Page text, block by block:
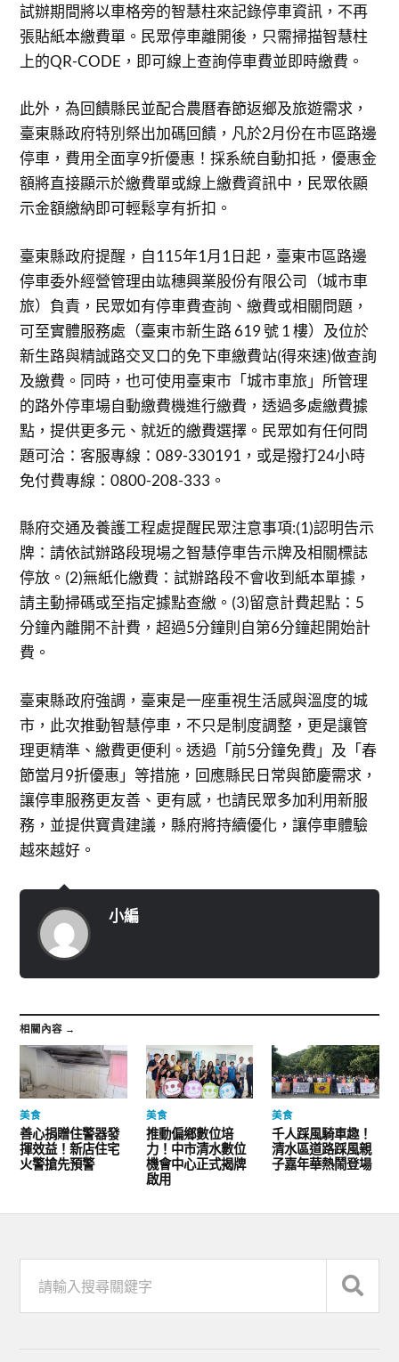
試辦期間將以車格旁的智慧柱來記錄停車資訊，不再
張貼紙本繳費單。民眾停車離開後，只需掃描智慧柱
上的QR-CODE，即可線上查詢停車費並即時繳費。
此外，為回饋縣民並配合農曆春節返鄉及旅遊需求，
臺東縣政府特別祭出加碼回饋，凡於2月份在市區路邊
停車，費用全面享9折優惠！採系統自動扣抵，優惠金
額將直接顯示於繳費單或線上繳費資訊中，民眾依顯
示金額繳納即可輕鬆享有折扣。
臺東縣政府提醒，自115年1月1日起，臺東市區路邊
停車委外經營管理由竑穗興業股份有限公司（城市車
旅）負責，民眾如有停車費查詢、繳費或相關問題，
可至實體服務處（臺東市新生路 619 號 1 樓）及位於
新生路與精誠路交叉口的免下車繳費站(得來速)做查詢
及繳費。同時，也可使用臺東市「城市車旅」所管理
的路外停車場自動繳費機進行繳費，透過多處繳費據
點，提供更多元、就近的繳費選擇。民眾如有任何問
題可洽：客服專線：089-330191，或是撥打24小時
免付費專線：0800-208-333。
縣府交通及養護工程處提醒民眾注意事項:(1)認明告示
牌：請依試辦路段現場之智慧停車告示牌及相關標誌
停放。(2)無紙化繳費：試辦路段不會收到紙本單據，
請主動掃碼或至指定據點查繳。(3)留意計費起點：5
分鐘內離開不計費，超過5分鐘則自第6分鐘起開始計
費。
臺東縣政府強調，臺東是一座重視生活感與溫度的城
市，此次推動智慧停車，不只是制度調整，更是讓管
理更精準、繳費更便利。透過「前5分鐘免費」及「春
節當月9折優惠」等措施，回應縣民日常與節慶需求，
讓停車服務更友善、更有感，也請民眾多加利用新服
務，並提供寶貴建議，縣府將持續優化，讓停車體驗
越來越好。
小編
相關內容 →
美食
善心捐贈住警器發
揮效益！新店住宅
火警搶先預警
美食
推動偏鄉數位培
力！中市清水數位
機會中心正式揭牌
啟用
美食
千人踩風騎車趣！
清水區道路踩風親
子嘉年華熱鬧登場